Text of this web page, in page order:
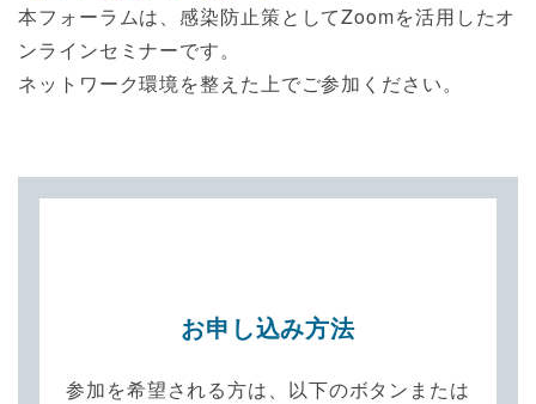
本フォーラムは、感染防止策としてZoomを活用したオ
ンラインセミナーです。
ネットワーク環境を整えた上でご参加ください。
お申し込み方法
参加を希望される方は、以下のボタンまたは